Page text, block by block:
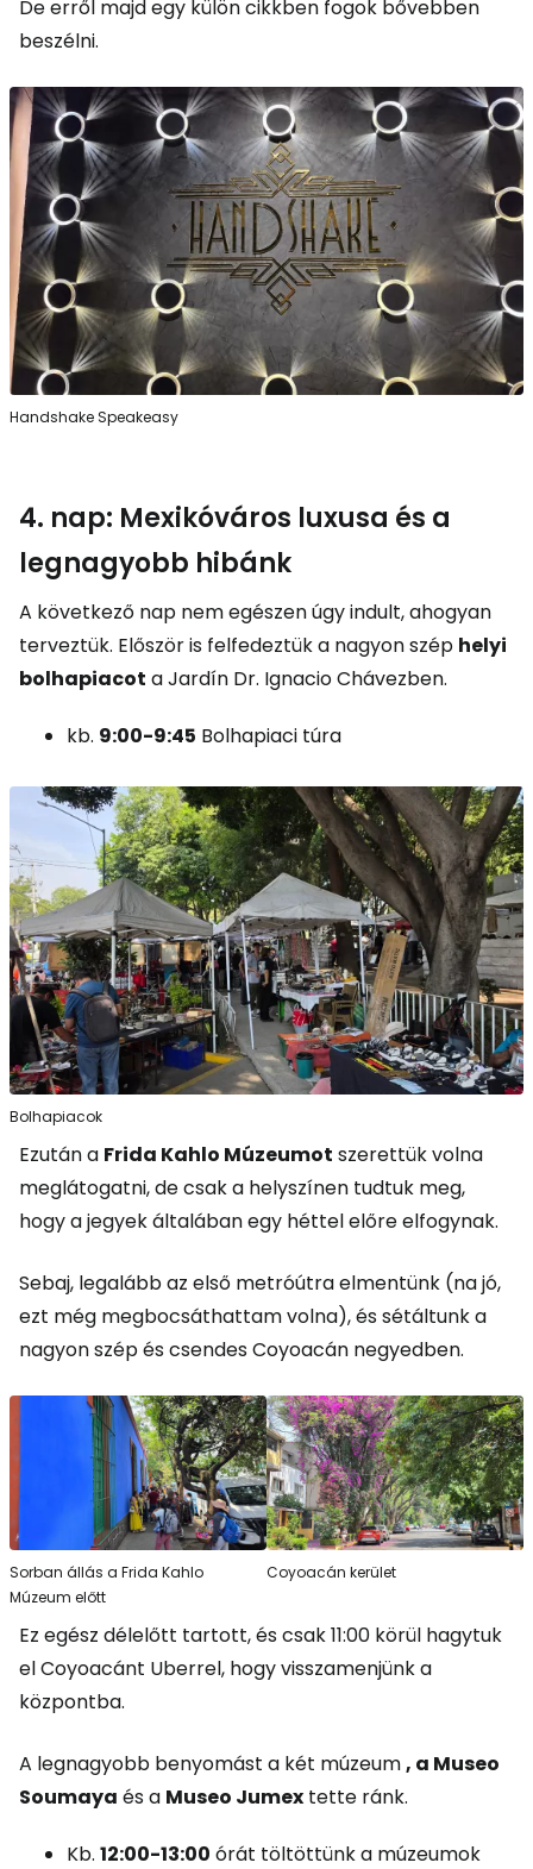
De erről majd egy külön cikkben fogok bővebben
beszélni.
Handshake Speakeasy
4. nap: Mexikóváros luxusa és a
legnagyobb hibánk
A következő nap nem egészen úgy indult, ahogyan
terveztük. Először is felfedeztük a nagyon szép helyi
bolhapiacot a Jardín Dr. Ignacio Chávezben.
kb. 9:00-9:45 Bolhapiaci túra
Bolhapiacok
Ezután a Frida Kahlo Múzeumot szerettük volna
meglátogatni, de csak a helyszínen tudtuk meg,
hogy a jegyek általában egy héttel előre elfogynak.
Sebaj, legalább az első metróútra elmentünk (na jó,
ezt még megbocsáthattam volna), és sétáltunk a
nagyon szép és csendes Coyoacán negyedben.
Sorban állás a Frida Kahlo
Múzeum előtt
Coyoacán kerület
Ez egész délelőtt tartott, és csak 11:00 körül hagytuk
el Coyoacánt Uberrel, hogy visszamenjünk a
központba.
A legnagyobb benyomást a két múzeum, a Museo
Soumaya és a Museo Jumex tette ránk.
Kb. 12:00-13:00 órát töltöttünk a múzeumok